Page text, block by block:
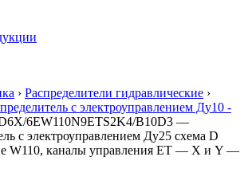
› Распределители гидравлические ›
с электроуправлением Ду10 -
6EW110N9ETS2K4/B10D3 —
с электроуправлением Ду25 схема D
W110, каналы управления ET — X и Y —